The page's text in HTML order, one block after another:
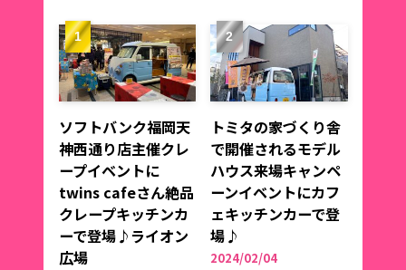
ソフトバンク福岡天
神西通り店主催クレ
ープイベントに
twins cafeさん絶品
クレープキッチンカ
ーで登場♪ライオン
広場
トミタの家づくり舎
で開催されるモデル
ハウス来場キャンペ
ーンイベントにカフ
ェキッチンカーで登
場♪
2024/02/04